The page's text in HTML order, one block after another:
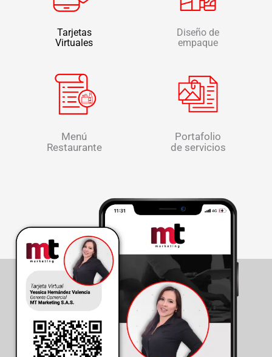
Tarjetas
Virtuales
Diseño de
empaque
Menú
Restaurante
Portafolio
de servicios